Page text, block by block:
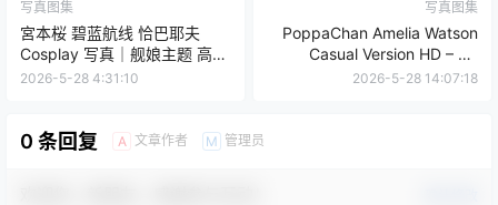
写真图集
宮本桜 碧蓝航线 恰巴耶夫
Cosplay 写真｜舰娘主题 高清
图集（20P｜257MB）
2026-5-28 4:31:10
写真图集
PoppaChan Amelia Watson
Casual Version HD – 50
Photos 10 Videos 260MB
2026-5-28 14:07:18
0 条回复 A 文章作者 M 管理员